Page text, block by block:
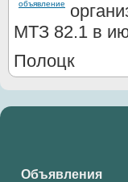
МТЗ 82.1 в
Полоцк
Объявления